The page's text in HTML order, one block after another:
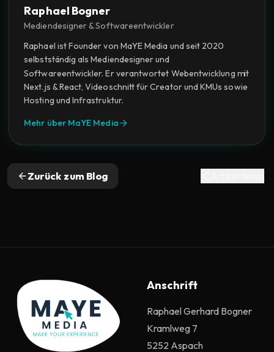
Raphael Bogner
Mediendesigner & Softwareentwickler
Raphael ist Founder von MaYE Media und seit 2020
selbstständig als Mediendesigner und
Softwareentwickler. Er verantwortet Webentwicklung mit
Next.js & React, Videoschnitt für Creator und KMUs sowie
Hosting und Infrastruktur.
Mehr über MaYE Media
Zurück zum Blog
Anschrift
Raphael Gerhard Bogner
Kramlweg 7
5252 Aspach